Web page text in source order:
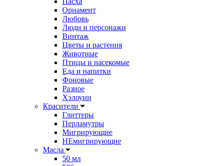
Орнамент
Любовь
Люди и персонажи
Винтаж
Цветы и растения
Животные
Птицы и насекомые
Еда и напитки
Фоновые
Разное
Хэлоуин
Красители
Глиттеры
Перламутры
Мигрирующие
НЕмигрирующие
Масла
50 мл